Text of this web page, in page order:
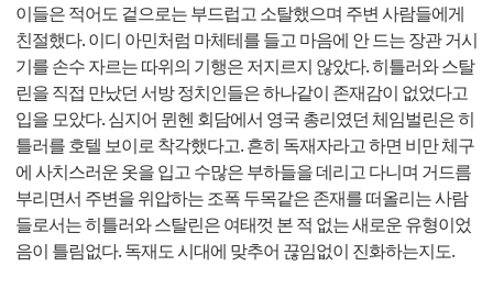
이들은 적어도 겉으로는 부드럽고 소탈했으며 주변 사람들에게
친절했다. 이디 아민처럼 마체테를 들고 마음에 안 드는 장관 거시
기를 손수 자르는 따위의 기행은 저지르지 않았다. 히틀러와 스탈
린을 직접 만났던 서방 정치인들은 하나같이 존재감이 없었다고
입을 모았다. 심지어 뮌헨 회담에서 영국 총리였던 체임벌린은 히
틀러를 호텔 보이로 착각했다고. 흔히 독재자라고 하면 비만 체구
에 사치스러운 옷을 입고 수많은 부하들을 데리고 다니며 거드름
부리면서 주변을 위압하는 조폭 두목같은 존재를 떠올리는 사람
들로서는 히틀러와 스탈린은 여태껏 본 적 없는 새로운 유형이었
음이 틀림없다. 독재도 시대에 맞추어 끊임없이 진화하는지도.